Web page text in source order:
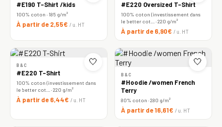
#E190 T-Shirt /kids
100% coton · 185 g/m²
À partir de 2,55€ / u. HT
#E220 Oversized T-Shirt
100% coton (investissement dans
le better cot… · 220 g/m²
À partir de 6,90€ / u. HT
🤍
B&C
#E220 T-Shirt
100% coton (investissement dans
le better cot… · 220 g/m²
À partir de 6,44€ / u. HT
🤍
B&C
#Hoodie /women French
Terry
80% coton · 280 g/m²
À partir de 16,61€ / u. HT